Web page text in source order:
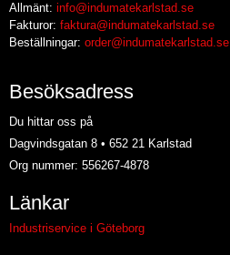
Allmänt: info@indumatekarlstad.se
Fakturor: faktura@indumatekarlstad.se
Beställningar: order@indumatekarlstad.se
Besöksadress
Du hittar oss på
Dagvindsgatan 8 • 652 21 Karlstad
Org nummer: 556267-4878
Länkar
Industriservice i Göteborg